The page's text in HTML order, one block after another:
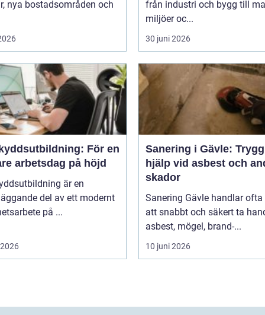
nya bostadsområden och
från industri och bygg till
miljöer oc...
30 juni 2026
För en
arbetsdag på höjd
är en
del av ett modernt
på ...
Sanering i Gävle: Trygg
hjälp vid asbest och
skador
Sanering Gävle handlar ofta
att snabbt och säkert ta
asbest, mögel, brand-...
10 juni 2026